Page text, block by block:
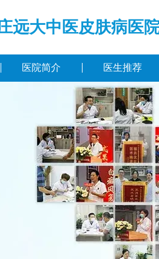
远大中医皮肤病医
医院简介 医生推荐